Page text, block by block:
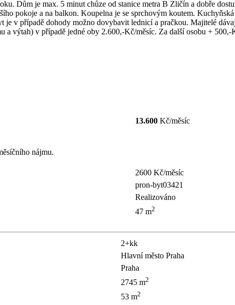
Dům je max. 5 minut chůze od stanice metra B Zličín a dobře
pokoje a na balkon. Koupelna je se sprchovým koutem.
je v případě dohody možno dovybavit lednicí a pračkou. Majitelé
výtah) v případě jedné oby 2.600,-Kč/měsíc. Za další osobu +
13.600 Kč/měsíc
nájmu.
2600 Kč/měsíc
pron-byt03421
Realizováno
47 m2
2+kk
Hlavní město Praha
Praha
2745 m2
53 m2